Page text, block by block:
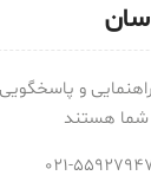
و
شما هستند
021-